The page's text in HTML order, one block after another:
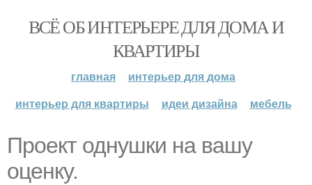
ВСЁ ОБ ИНТЕРЬЕРЕ ДЛЯ ДОМА И
КВАРТИРЫ
главная
интерьер для дома
интерьер для квартиры
идеи дизайна мебель
Проект однушки на вашу
oценкy.